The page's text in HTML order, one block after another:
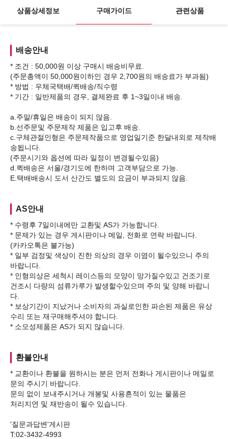
상품상세정보 구매가이드 관련상품
배송안내
* 조건 : 50,000원 이상 구매시 배송비무료.
(주문총액이 50,000원이하인 경우 2,700원의 배송료가 부과됨)
* 방법 : 우체국택배/퀵배송/직수령
* 기간 : 일반제품의 경우, 결제완료 후 1~3일이내 배송.
a.주말/휴일은 배송이 되지 않음.
b.선주문및 주문제작 제품은 입고후 배송.
c.구체관절인형은 주문제작품으로 영업일기준 한달내외로 제작배
송됩니다.
(주문시기와 옵션에 따라 일정이 변경될수있음)
d.퀵배송은 서울/경기도에 한하며 고객부담으로 가능.
AS안내
* 수령후 7일이내에만 교환및 AS가 가능합니다.
* 문제가 있는 경우 게시판이나 메일, 전화로 연락 바랍니다.
(카카오톡은 불가능)
* 일부 검정및 색상이 진한 의상의 경우 이염이 될수있으니 주의
바랍니다.
* 인형의상은 세척시 레이스등의 모양이 망가질수있고 건조기로
건조시 다량의 섬류가루가 발생할수있으며 주의 및 양해 바랍니
다.
* 보상기간이 지났거나 소비자의 과실로인한 파손된 제품은 유상
수리 또는 재구매해주셔야 합니다.
환불안내
* 교환이나 환불을 원하시는 분은 먼저 전화나 게시판이나 메일로
문의 주시기 바랍니다.
문의 없이 보내주시거나 개봉및 사용흔적이 있는 물품은
처리지연 및 재반송이 될수 있습니다.
'질문과답변'게시판
T:02-3432-4993